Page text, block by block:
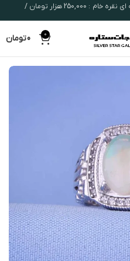
قیمت لحظه ای نقره خام : 250,000 هزار تومان /
0
0تومان